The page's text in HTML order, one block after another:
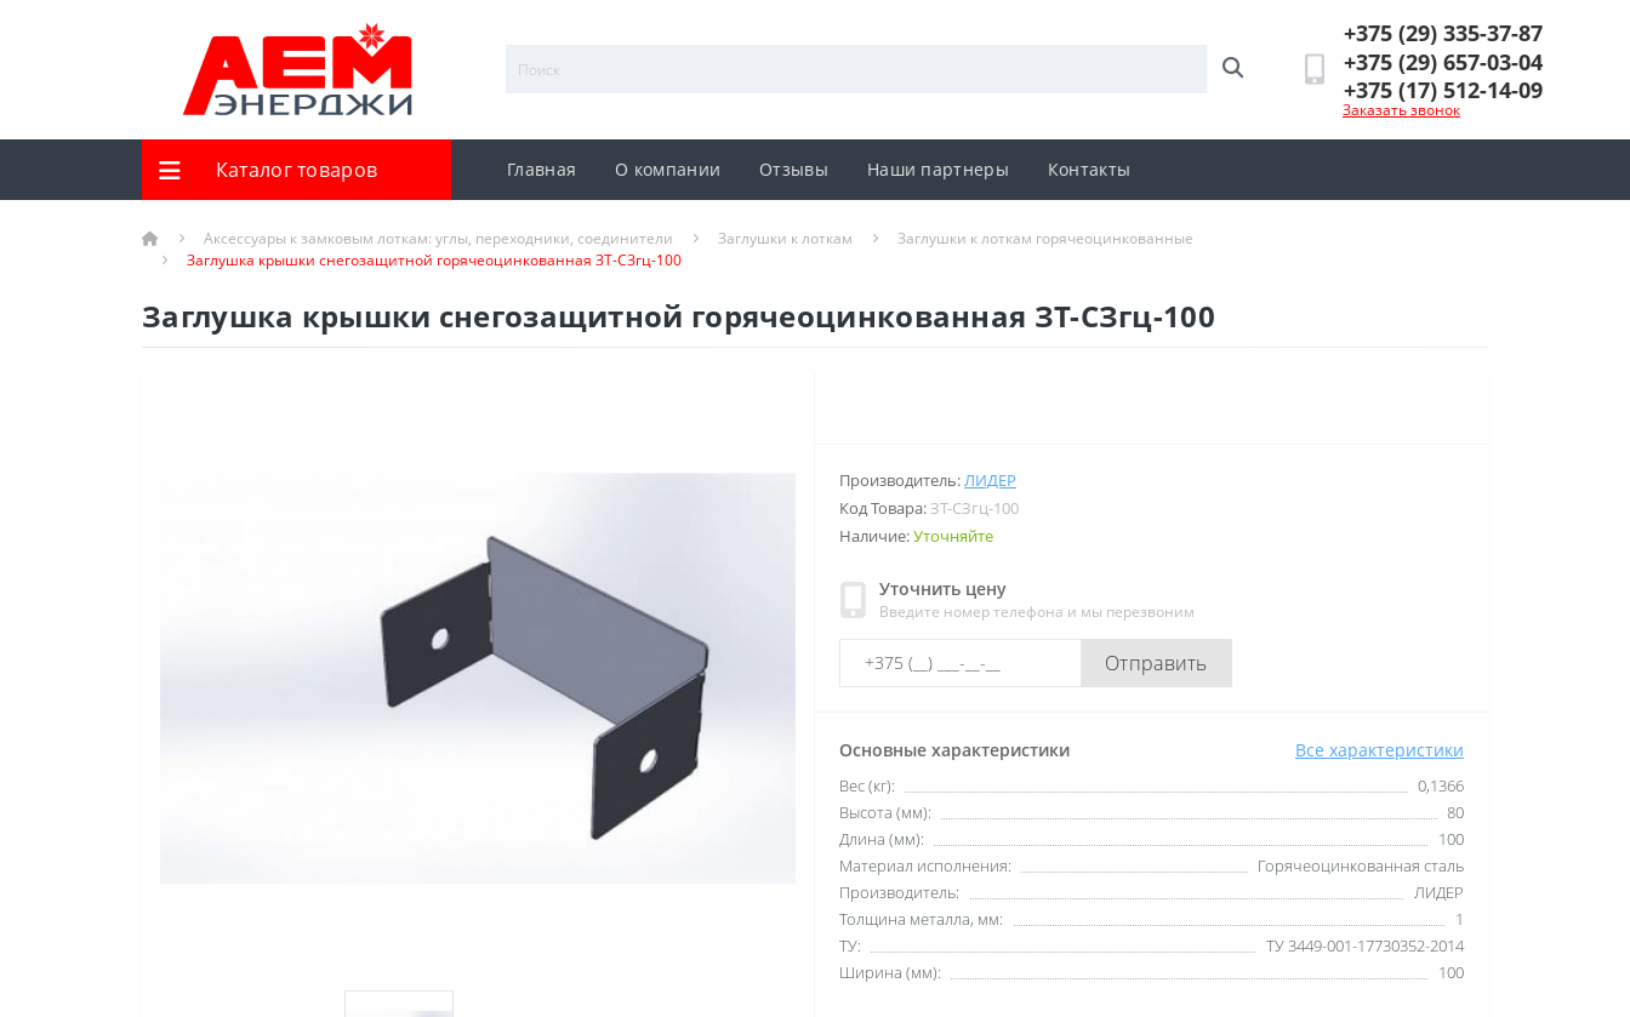
+375 (29) 335-37-87
+375 (29) 657-03-04
+375 (17) 512-14-09
Заказать звонок
Каталог товаров Главная О компании Отзывы Наши партнеры Контакты
Аксессуары к замковым лоткам: углы, переходники, соединители Заглушки к лоткам
Заглушки к лоткам горячеоцинкованные
Заглушка крышки снегозащитной горячеоцинкованная ЗТ-СЗгц-100
Заглушка крышки снегозащитной горячеоцинкованная ЗТ-СЗгц-100
Производитель:ЛИДЕР
Код Товара: ЗТ-СЗгц-100
Наличие:Уточняйте
Уточнить цену
Введите номер телефона и мы перезвоним
Отправить
Основные характеристики Все характеристики
Вес (кг):
0,1366
Высота (мм):
80
Длина (мм):
100
Материал исполнения:
Горячеоцинкованная сталь
Производитель:
ЛИДЕР
Толщина металла, мм:
1
ТУ:
ТУ 3449-001-17730352-2014
Ширина (мм):
100